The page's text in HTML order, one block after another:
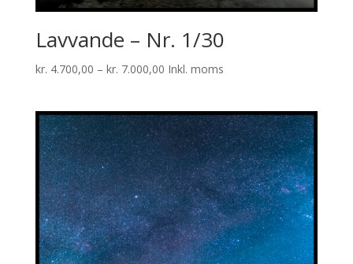
Lavvande – Nr. 1/30
kr. 4.700,00 – kr. 7.000,00Prisinterval:
kr. 7.000,00
Inkl. moms